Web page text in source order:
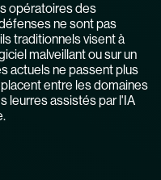
opératoires des
ne sont pas
traditionnels visent à
malveillant ou sur un
actuels ne passent plus
entre les domaines
leurres assistés par l'IA